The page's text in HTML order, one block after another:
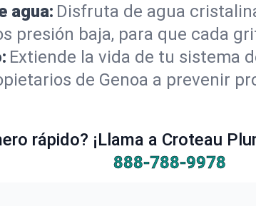
agua: Disfruta de agua
presión baja, para que cada
Extiende la vida de tu sistema
de Genoa a prevenir
rápido? ¡Llama a Croteau
888-788-9978